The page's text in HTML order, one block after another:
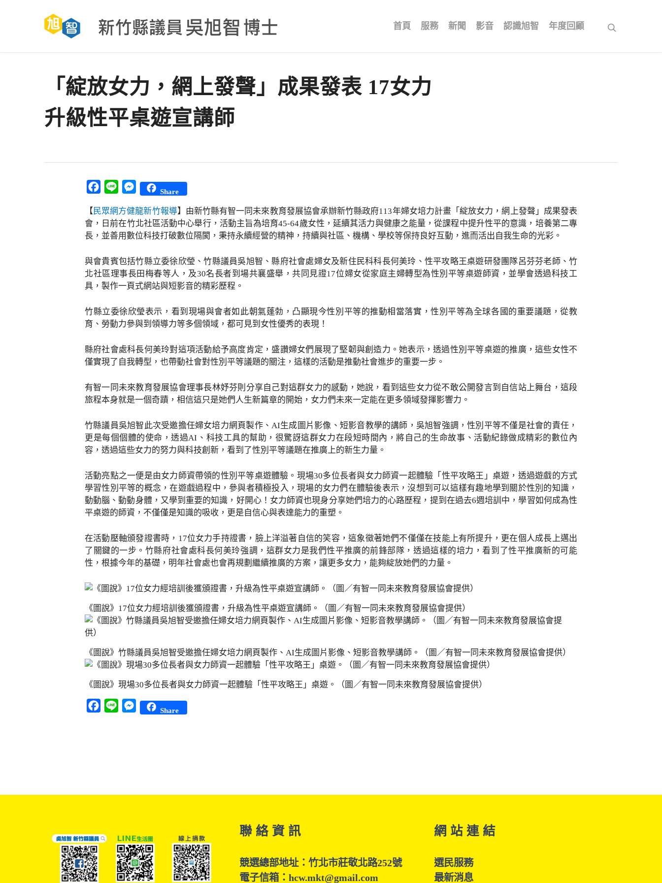
首頁 服務 新聞 影音 認識旭智 年度回顧
「綻放女力，網上發聲」成果發表 17女力
升級性平桌遊宣講師
Facebook
Line Messenger
Share
【民眾網方健龍新竹報導】由新竹縣有智一同未來教育發展協會承辦新竹縣政府113年婦女培力計畫「綻放女力，網上發聲」成果發表
會，日前在竹北社區活動中心舉行，活動主旨為培育45-64歲女性，延續其活力與健康之能量，從課程中提升性平的意識，培養第二專
長，並善用數位科技打破數位隔閡，秉持永續經營的精神，持續與社區、機構、學校等保持良好互動，進而活出自我生命的光彩。
與會貴賓包括竹縣立委徐欣瑩、竹縣議員吳旭智、縣府社會處婦女及新住民科科長何美玲、性平攻略王桌遊研發團隊呂芬芬老師、竹
北社區理事長田梅春等人，及30名長者到場共襄盛舉，共同見證17位婦女從家庭主婦轉型為性別平等桌遊師資，並學會透過科技工
具，製作一頁式網站與短影音的精彩歷程。
竹縣立委徐欣瑩表示，看到現場與會者如此朝氣蓬勃，凸顯現今性別平等的推動相當落實，性別平等為全球各國的重要議題，從教
育、勞動力參與到領導力等多個領域，都可見到女性優秀的表現！
縣府社會處科長何美玲對這項活動給予高度肯定，盛讚婦女們展現了堅韌與創造力。她表示，透過性別平等桌遊的推廣，這些女性不
僅實現了自我轉型，也帶動社會對性別平等議題的關注，這樣的活動是推動社會進步的重要一步。
有智一同未來教育發展協會理事長林妤芬則分享自己對這群女力的感動，她說，看到這些女力從不敢公開發言到自信站上舞台，這段
旅程本身就是一個奇蹟，相信這只是她們人生新篇章的開始，女力們未來一定能在更多領域發揮影響力。
竹縣議員吳旭智此次受邀擔任婦女培力網頁製作、AI生成圖片影像、短影音教學的講師，吳旭智強調，性別平等不僅是社會的責任，
更是每個個體的使命，透過AI、科技工具的幫助，很驚訝這群女力在段短時間內，將自己的生命故事、活動紀錄做成精彩的數位內
容，透過這些女力的努力與科技創新，看到了性別平等議題在推廣上的新生力量。
活動亮點之一便是由女力師資帶領的性別平等桌遊體驗。現場30多位長者與女力師資一起體驗「性平攻略王」桌遊，透過遊戲的方式
學習性別平等的概念，在遊戲過程中，參與者積極投入，現場的女力們在體驗後表示，沒想到可以這樣有趣地學到關於性別的知識，
動動腦、動動身體，又學到重要的知識，好開心！女力師資也現身分享她們培力的心路歷程，提到在過去6週培訓中，學習如何成為性
平桌遊的師資，不僅僅是知識的吸收，更是自信心與表達能力的重塑。
在活動壓軸頒發證書時，17位女力手持證書，臉上洋溢著自信的笑容，這象徵著她們不僅僅在技能上有所提升，更在個人成長上邁出
了關鍵的一步。竹縣府社會處科長何美玲強調，這群女力是我們性平推廣的前鋒部隊，透過這樣的培力，看到了性平推廣新的可能
性，根據今年的基礎，明年社會處也會再規劃繼續推廣的方案，讓更多女力，能夠綻放她們的力量。
《圖說》17位女力經培訓後獲頒證書，升級為性平桌遊宣講師。（圖／有智一同未來教育發展協會提供）
《圖說》竹縣議員吳旭智受邀擔任婦女培力網頁製作、AI生成圖片影像、短影音教學講師。（圖／有智一同未來教育發展協會提供）
《圖說》現場30多位長者與女力師資一起體驗「性平攻略王」桌遊。（圖／有智一同未來教育發展協會提供）
Facebook
Line Messenger
Share
聯 絡 資 訊
競選總部地址：竹北市莊敬北路252號
電子信箱：hcw.mkt@gmail.com
網 站 連 結
選民服務
最新消息